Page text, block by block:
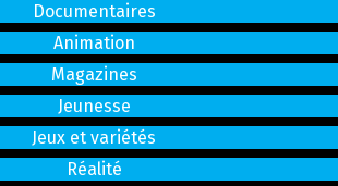
Documentaires
Animation
Magazines
Jeunesse
Jeux et variétés
Réalité